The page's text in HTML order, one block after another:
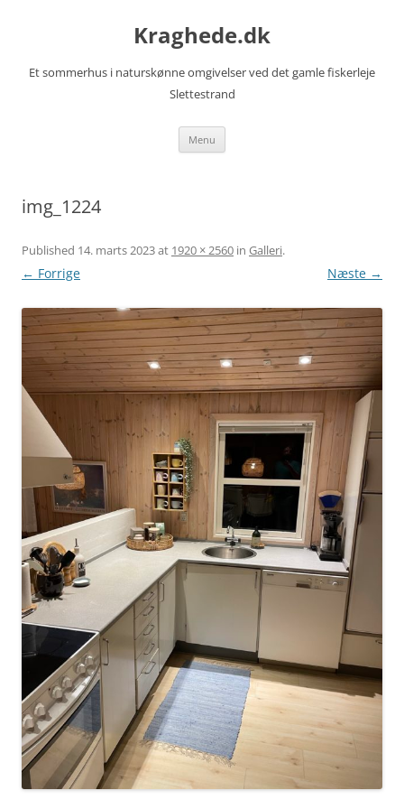
Kraghede.dk
Et sommerhus i naturskønne omgivelser ved det gamle fiskerleje
Slettestrand
Menu
img_1224
Published 14. marts 2023at 1920 × 2560 in Galleri.
← Forrige Næste →